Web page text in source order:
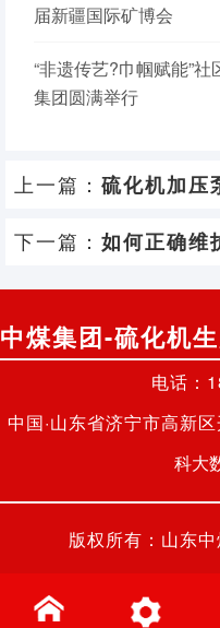
届新疆国际矿博会
“非遗传艺?巾帼赋能”
集团圆满举行
上一篇：硫化机加压
下一篇：如何正确维
中煤集团-硫化机
电话：
中国·山东省济宁市高新
科大
版权所有：山东